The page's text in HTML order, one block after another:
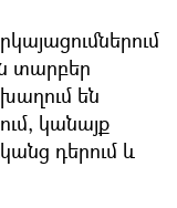
տարբեր
են
կանայք
դերում և